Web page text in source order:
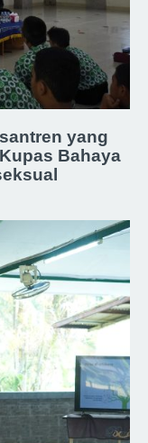
yang
Bahaya